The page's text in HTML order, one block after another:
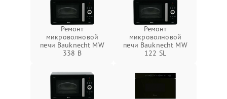
Ремонт
микроволновой
печи Bauknecht MW
338 B
Ремонт
микроволновой
печи Bauknecht MW
122 SL